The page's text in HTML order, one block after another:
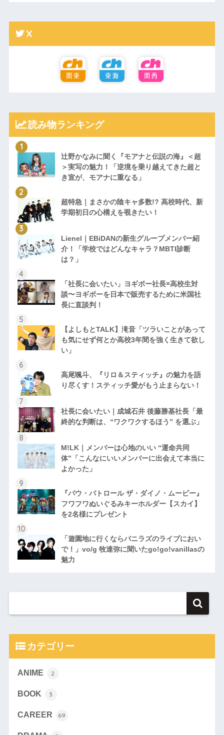
X
読み物ランキング
辻野かなみに聞く『モアナと伝説の海』＜超
＞実写の魅力！「逆境を乗り越えてきた超と
き宣が、モアナに重なる」
超特急｜まさかの陰キャ多数!? 高校時代、新
学期初日の心構えを覗きたい！
Lienel｜EBiDANの新生グループメンバー紹
介！「学校ではどんなキャラ？MBTI診断
は？」
「社長に会いたい」ヨギボー社長×高校生対
談〜ヨギボーを日本で販売するために米国社
長に直談判！
【よしもとTALK】滝音「ツラいことがあって
も気にせず何とか高校3年間を強く生きて欲し
い」
高尾颯斗、『リロ＆スティッチ』の魅力を語
り尽くす！スティッチ愛がもう止まらない！
社長に会いたい｜成城石井 後藤勝基社長「最
終的な判断は、“ワクワクするほう” を選ぶ」
M!LK｜メンバーは心地のいい “運命共同
体”「こんなにいいメンバーに出会えて本当に
よかった」
『パウ・パトロール ザ・ダイノ・ムービー』
フワフワぬいぐるみキーホルダー【スカイ】
を2名様にプレゼント
「遊園地に行くならバニラズのライブにおい
で！」vo/g 牧達弥に聞いたgo!go!vanillasの
魅力
カテゴリー
ANIME 2
BOOK 3
CAREER 69